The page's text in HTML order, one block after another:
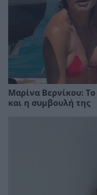
Μαρίνα Βερνίκου:
και η συμβουλή της